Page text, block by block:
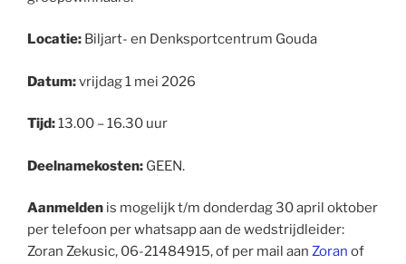
Locatie: Biljart- en Denksportcentrum Gouda
Datum:vrijdag 1 mei 2026
Tijd:13.00 – 16.30 uur
Deelnamekosten: GEEN.
Aanmelden is mogelijk t/m donderdag 30 april oktober
per telefoon per whatsapp aan de wedstrijdleider:
Zoran Zekusic, 06-21484915, of per mail aan Zoran of